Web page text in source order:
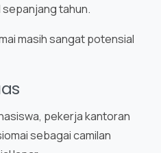
tahun.
masih sangat potensial
pekerja kantoran
sebagai camilan